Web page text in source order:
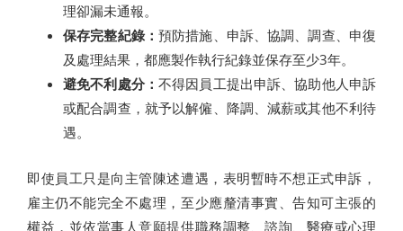
理卻漏未通報。
保存完整紀錄： 預防措施、申訴、協調、調查、申復
及處理結果，都應製作執行紀錄並保存至少3年。
避免不利處分： 不得因員工提出申訴、協助他人申訴
或配合調查，就予以解僱、降調、減薪或其他不利待
遇。
即使員工只是向主管陳述遭遇，表明暫時不想正式申訴，
雇主仍不能完全不處理，至少應釐清事實、告知可主張的
權益，並依當事人意願提供職務調整、諮詢、醫療或心理